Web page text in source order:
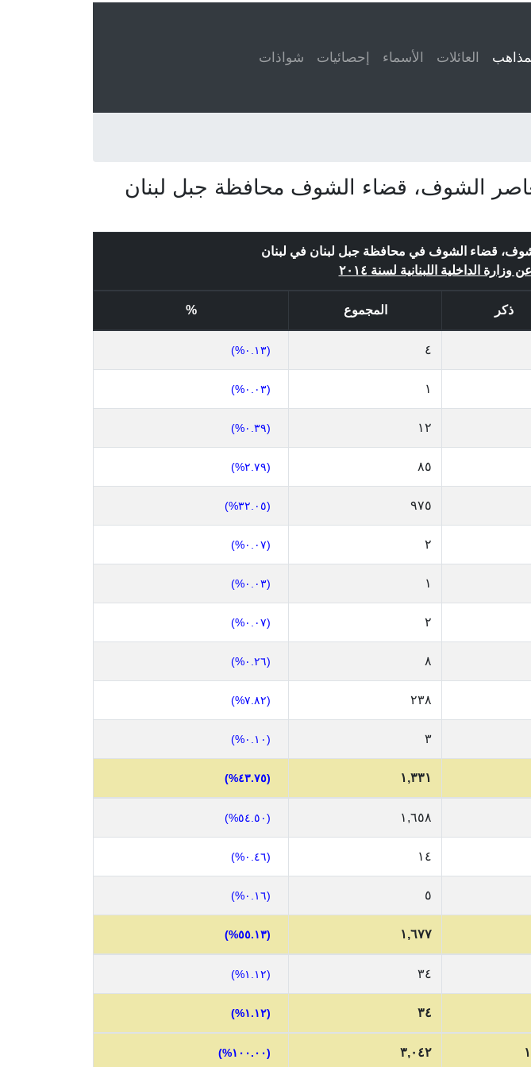
العائلات الأسماء إحصائيات شواذات
الشوف، قضاء الشوف محافظة جبل لبنان
قضاء الشوف في محافظة جبل لبنان في لبنان
الداخلية اللبنانية لسنة ٢٠١٤
ذكر المجموع %
٤ (٠.١٣%)
١ (٠.٠٣%)
١٢ (٠.٣٩%)
٨٥ (٢.٧٩%)
٩٧٥ (٣٢.٠٥%)
٢ (٠.٠٧%)
١ (٠.٠٣%)
٢ (٠.٠٧%)
٨ (٠.٢٦%)
٢٣٨ (٧.٨٢%)
٣ (٠.١٠%)
١,٣٣١ (٤٣.٧٥%)
١,٦٥٨ (٥٤.٥٠%)
١٤ (٠.٤٦%)
٥ (٠.١٦%)
١,٦٧٧ (٥٥.١٣%)
٣٤ (١.١٢%)
٣٤ (١.١٢%)
٣,٠٤٢ (١٠٠.٠٠%)